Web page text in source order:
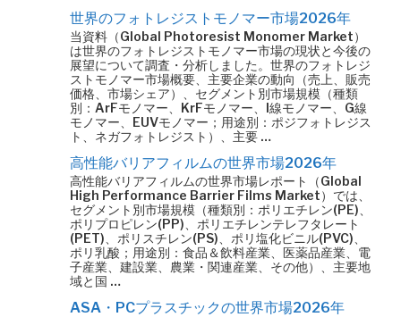
世界のフォトレジストモノマー市場2026年
当資料（Global Photoresist Monomer Market）
は世界のフォトレジストモノマー市場の現状と今後の
展望について調査・分析しました。世界のフォトレジ
ストモノマー市場概要、主要企業の動向（売上、販売
価格、市場シェア）、セグメント別市場規模（種類
別：ArFモノマー、KrFモノマー、I線モノマー、G線
モノマー、EUVモノマー；用途別：ポジフォトレジス
ト、ネガフォトレジスト）、主要 …
高性能バリアフィルムの世界市場2026年
高性能バリアフィルムの世界市場レポート（Global
High Performance Barrier Films Market）では、
セグメント別市場規模（種類別：ポリエチレン(PE)、
ポリプロピレン(PP)、ポリエチレンテレフタレート
(PET)、ポリスチレン(PS)、ポリ塩化ビニル(PVC)、
ポリ乳酸；用途別：食品＆飲料産業、医薬品産業、電
子産業、建設業、農業・関連産業、その他）、主要地
域と国 …
ASA・PCプラスチックの世界市場2026年